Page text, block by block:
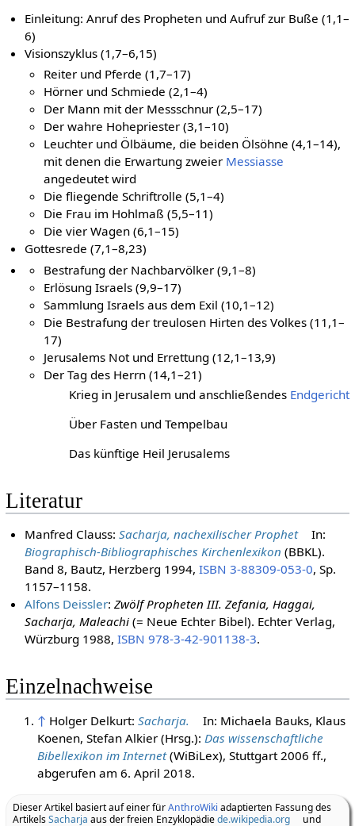
Einleitung: Anruf des Propheten und Aufruf zur Buße (1,1–
6)
Visionszyklus (1,7–6,15)
Reiter und Pferde (1,7–17)
Hörner und Schmiede (2,1–4)
Der Mann mit der Messschnur (2,5–17)
Der wahre Hohepriester (3,1–10)
Leuchter und Ölbäume, die beiden Ölsöhne (4,1–14),
mit denen die Erwartung zweier
angedeutet wird
Die fliegende Schriftrolle (5,1–4)
Die Frau im Hohlmaß (5,5–11)
Die vier Wagen (6,1–15)
Gottesrede (7,1–8,23)
Bestrafung der Nachbarvölker (9,1–8)
Erlösung Israels (9,9–17)
Sammlung Israels aus dem Exil (10,1–12)
Die Bestrafung der treulosen Hirten des Volkes (11,1–
17)
Jerusalems Not und Errettung (12,1–13,9)
Der Tag des Herrn (14,1–21)
Krieg in Jerusalem und anschließendes
Literatur
Manfred Clauss:Sacharja, nachexilischer Prophet
In:
Biographisch-Bibliographisches Kirchenlexikon(BBKL).
Band 8, Bautz, Herzberg 1994,
1157–1158.
Alfons Deissler:Zwölf Propheten III. Zefania, Haggai,
Sacharja, Maleachi(= Neue Echter Bibel). Echter Verlag,
Einzelnachweise
↑ Holger Delkurt:Sacharja.
In: Michaela Bauks, Klaus
Koenen, Stefan Alkier (Hrsg.):Das wissenschaftliche
Bibellexikon im Internet(WiBiLex), Stuttgart 2006 ff.,